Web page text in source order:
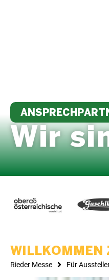
Wir
WILLKOMMEN
Rieder Messe Für